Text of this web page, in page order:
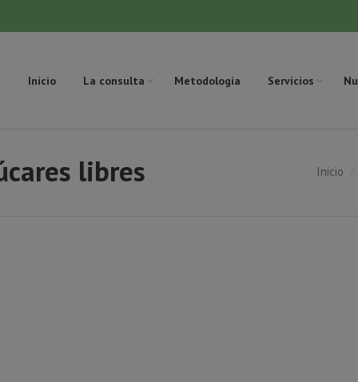
Inicio La consulta Metodología Servicios
libres Inicio